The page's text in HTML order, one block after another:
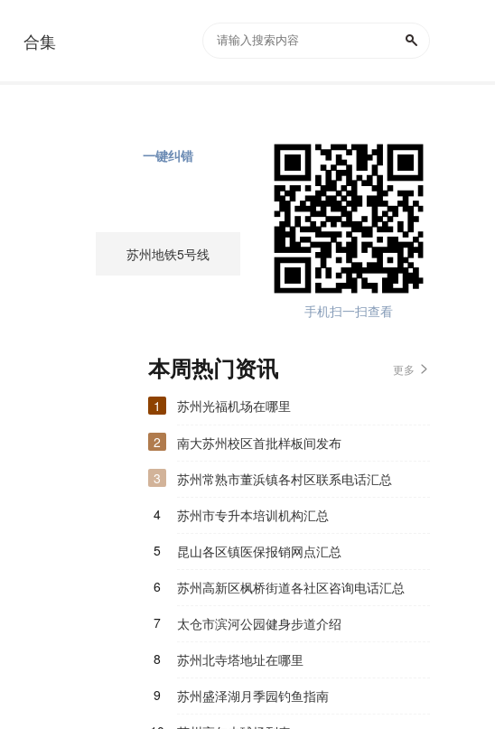
合集
手机扫一扫查看
苏州地铁5号线
一键纠错
本周热门资讯 更多
1
苏州光福机场在哪里
2
南大苏州校区首批样板间发布
3
苏州常熟市董浜镇各村区联系电话汇总
4
苏州市专升本培训机构汇总
5
昆山各区镇医保报销网点汇总
6
苏州高新区枫桥街道各社区咨询电话汇总
7
太仓市滨河公园健身步道介绍
8
苏州北寺塔地址在哪里
9
苏州盛泽湖月季园钓鱼指南